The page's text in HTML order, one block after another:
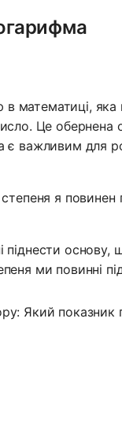
математиці, яка
Це обернена
є важливим для
я повинен
піднести основу,
ми повинні
Який